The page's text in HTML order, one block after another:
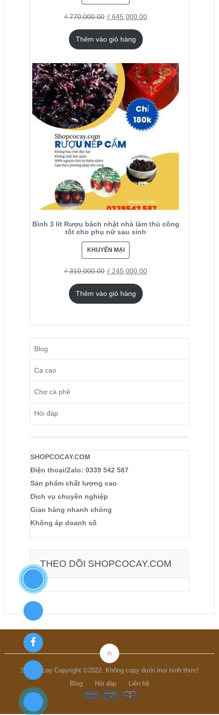
₫770,000.00 ₫ 645,000.00
Thêm vào giỏ hàng
Bình 3 lít Rượu bách nhật nhà làm thủ công
tốt cho phụ nữ sau sinh
KHUYẾN MẠI
₫310,000.00 ₫ 245,000.00
Thêm vào giỏ hàng
Blog
Ca cao
Chợ cà phê
Hỏi đáp
SHOPCOCAY.COM
Điện thoại/Zalo: 0339 542 587
Sản phẩm chất lượng cao
Dịch vụ chuyên nghiệp
Giao hàng nhanh chóng
Không áp doanh số
THEO DÕI SHOPCOCAY.COM
Shopcocay Copyright ©2022. Không copy dưới mọi hình thức!
Blog
Hỏi đáp Liên hệ